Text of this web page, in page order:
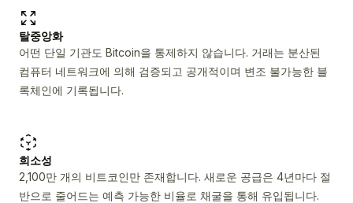
탈중앙화
어떤 단일 기관도 Bitcoin을 통제하지 않습니다. 거래는 분산된
컴퓨터 네트워크에 의해 검증되고 공개적이며 변조 불가능한 블
록체인에 기록됩니다.
희소성
2,100만 개의 비트코인만 존재합니다. 새로운 공급은 4년마다 절
반으로 줄어드는 예측 가능한 비율로 채굴을 통해 유입됩니다.